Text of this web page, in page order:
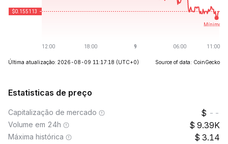
Última atualização: 2026-08-09 11:17:18 (UTC+0) Source of data: CoinGecko
Estatisticas de preço
Capitalização de mercado --
Volume em 24h 9.39K
Máxima histórica 3.14